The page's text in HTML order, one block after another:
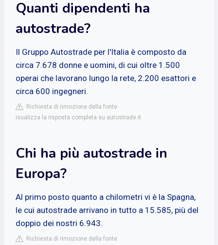
Quanti dipendenti ha
autostrade?
Il Gruppo Autostrade per l'Italia è composto da
circa 7.678 donne e uomini, di cui oltre 1.500
operai che lavorano lungo la rete, 2.200 esattori e
circa 600 ingegneri.
Richiesta di rimozione della fonte
isualizza la risposta completa su autostrade.it
Chi ha più autostrade in
Europa?
Al primo posto quanto a chilometri vi è la Spagna,
le cui autostrade arrivano in tutto a 15.585, più del
doppio dei nostri 6.943.
Richiesta di rimozione della fonte